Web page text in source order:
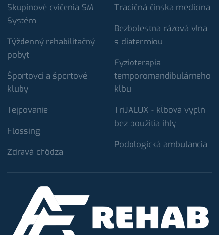
Skupinové cvičenia SM
Systém
Týždenný rehabilitačný
pobyt
Športovci a športové
kluby
Tejpovanie
Flossing
Zdravá chôdza
Tradičná čínska medicína
Bezbolestna rázová vlna
s diatermiou
Fyzioterapia
temporomandibulárneho
kĺbu
TriJALUX - kĺbová výplň
bez použitia ihly
Podologická ambulancia